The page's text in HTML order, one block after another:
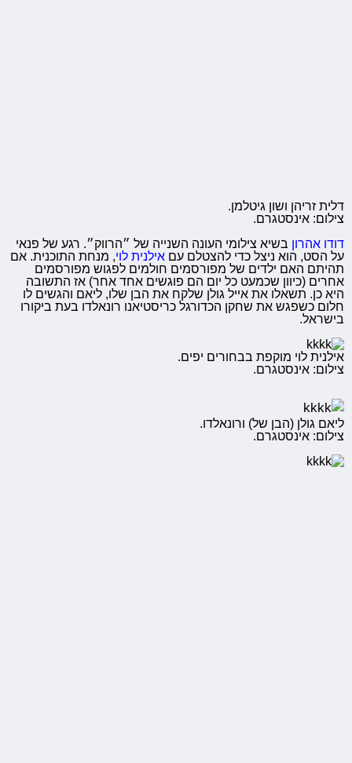
דלית זריהן ושון גיטלמן.
צילום: אינסטגרם.
דודו אהרון בשיא צילומי העונה השנייה של ״הרווק״. רגע של פנאי
על הסט, הוא ניצל כדי להצטלם עםאילנית לוי , מנחת התוכנית. אם
תהיתם האם ילדים של מפורסמים חולמים לפגוש מפורסמים
אחרים (כיוון שכמעט כל יום הם פוגשים אחד אחר) אז התשובה
היא כן. תשאלו את אייל גולן שלקח את הבן שלו, ליאם והגשים לו
חלום כשפגש את שחקן הכדורגל כריסטיאנו רונאלדו בעת ביקורו
בישראל.
אילנית לוי מוקפת בבחורים יפים.
צילום: אינסטגרם.
ליאם גולן (הבן של) ורונאלדו.
צילום: אינסטגרם.